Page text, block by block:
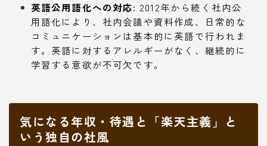
英語公用語化への対応: 2012年から続く社内公
用語化により、社内会議や資料作成、日常的な
コミュニケーションは基本的に英語で行われま
す。英語に対するアレルギーがなく、継続的に
学習する意欲が不可欠です。
気になる年収・待遇と「楽天主義」と
いう独自の社風